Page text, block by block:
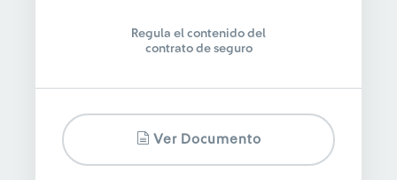
Regula el contenido del
contrato de seguro
Ver Documento